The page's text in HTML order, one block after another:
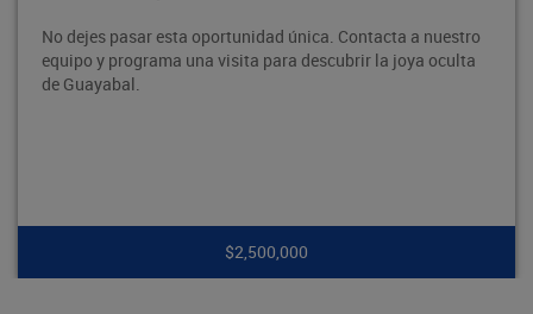
única. Contacta a nuestro
visita para descubrir la joya oculta
Bodega en tercer
Rodeo entre la